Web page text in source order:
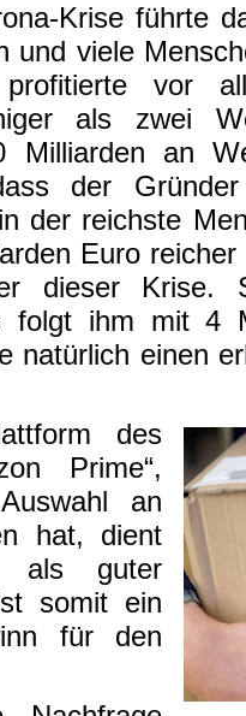
Krise führte
und viele
vor
als zwei
Milliarden an
der
der reichste
Euro
dieser Krise.
folgt ihm mit 4
natürlich einen
des
Prime“,
an
hat, dient
als guter
somit ein
für den